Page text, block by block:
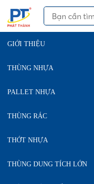
GIỚI THIỆU
THÙNG NHỰA
PALLET NHỰA
THÙNG RÁC
THỚT NHỰA
THÙNG DUNG TÍCH LỚN